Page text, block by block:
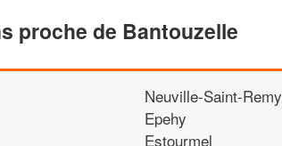
proche de Bantouzelle
Neuville-Saint-Remy
Epehy
Estourmel